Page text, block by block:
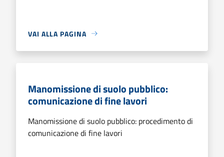
VAI ALLA PAGINA
Manomissione di suolo pubblico:
comunicazione di fine lavori
Manomissione di suolo pubblico: procedimento di
comunicazione di fine lavori